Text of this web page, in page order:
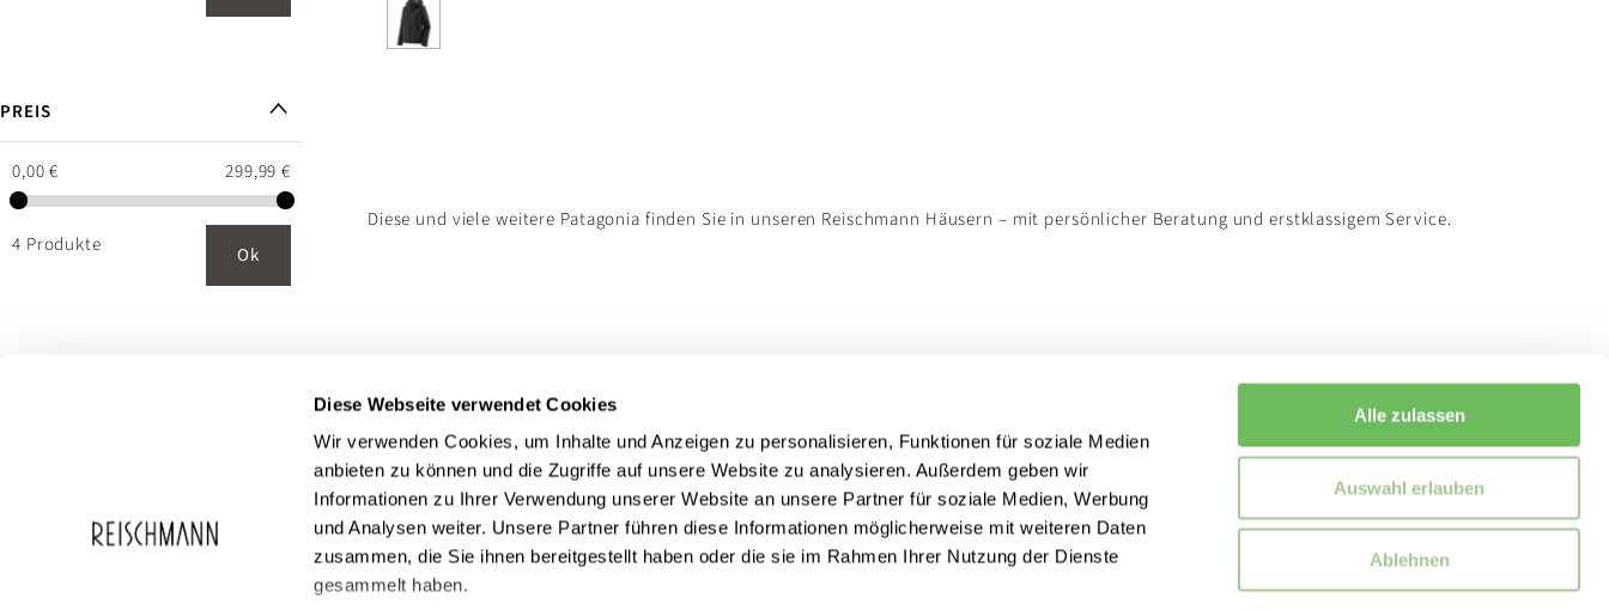
Diese Webseite verwendet Cookies
Wir verwenden Cookies, um Inhalte und Anzeigen zu personalisieren, Funktionen für soziale Medien
anbieten zu können und die Zugriffe auf unsere Website zu analysieren. Außerdem geben wir
Informationen zu Ihrer Verwendung unserer Website an unsere Partner für soziale Medien, Werbung
und Analysen weiter. Unsere Partner führen diese Informationen möglicherweise mit weiteren Daten
zusammen, die Sie ihnen bereitgestellt haben oder die sie im Rahmen Ihrer Nutzung der Dienste
gesammelt haben.
Alle zulassen
Auswahl erlauben
Ablehnen
Diese und viele weitere Patagonia finden Sie in unseren Reischmann Häusern – mit persönlicher Beratung und erstklassigem Service.
PREIS
0,00 € 299,99 €
4 Produkte Ok
Reischmann
Über Reischmann